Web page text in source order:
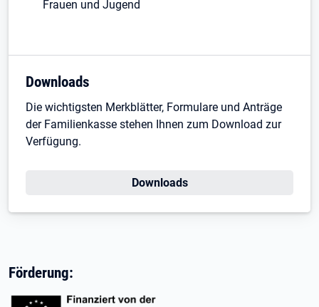
Frauen und Jugend
Downloads
Die wichtigsten Merkblätter, Formulare und Anträge
der Familienkasse stehen Ihnen zum Download zur
Verfügung.
Downloads
Förderung: